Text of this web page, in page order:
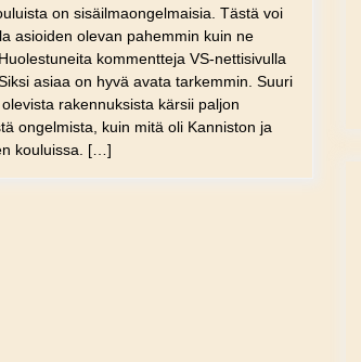
on sisäilmaongelmaisia. Tästä voi
asioiden olevan pahemmin kuin ne
kommentteja VS-nettisivulla
asiaa on hyvä avata tarkemmin. Suuri
rakennuksista kärsii paljon
ongelmista, kuin mitä oli Kanniston ja
kouluissa. […]